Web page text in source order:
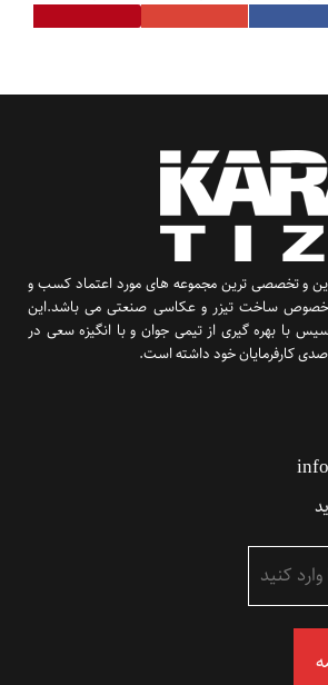
و تخصصی ترین مجموعه های مورد اعتماد کسب و
خصوص ساخت تیزر و عکاسی صنعتی می باشد.این
با بهره گیری از تیمی جوان و با انگیزه سعی در
کارفرمایان خود داشته است.